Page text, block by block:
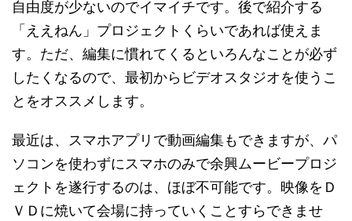
自由度が少ないのでイマイチです。後で紹介する
「ええねん」プロジェクトくらいであれば使えま
す。ただ、編集に慣れてくるといろんなことが必ず
したくなるので、最初からビデオスタジオを使うこ
とをオススメします。
最近は、スマホアプリで動画編集もできますが、パ
ソコンを使わずにスマホのみで余興ムービープロジ
ェクトを遂行するのは、ほぼ不可能です。映像をＤ
ＶＤに焼いて会場に持っていくことすらできませ